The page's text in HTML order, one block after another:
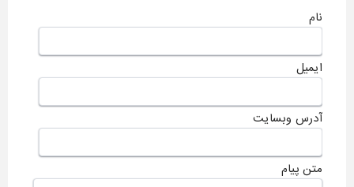
نام
ایمیل
آدرس وبسایت
متن پیام